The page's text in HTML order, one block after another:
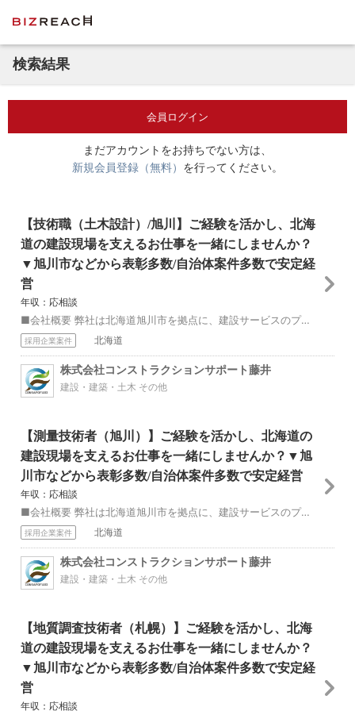
検索結果
会員ログイン
まだアカウントをお持ちでない方は、
新規会員登録（無料） を行ってください。
【技術職（土木設計）/旭川】ご経験を活かし、北海
道の建設現場を支えるお仕事を一緒にしませんか？
▼旭川市などから表彰多数/自治体案件多数で安定経
営
年収：応相談
■会社概要 弊社は北海道旭川市を拠点に、建設サービスのプロフェッショナル集団として活動しています。 国や北海道、市町村の建設現場において、高度な知識と経験から...
採用企業案件 北海道
株式会社コンストラクションサポート藤井
建設・建築・土木 その他
【測量技術者（旭川）】ご経験を活かし、北海道の
建設現場を支えるお仕事を一緒にしませんか？▼旭
川市などから表彰多数/自治体案件多数で安定経営
年収：応相談
■会社概要 弊社は北海道旭川市を拠点に、建設サービスのプロフェッショナル集団として活動しています。 国や北海道、市町村の建設現場において、高度な知識と経験から...
採用企業案件 北海道
株式会社コンストラクションサポート藤井
建設・建築・土木 その他
【地質調査技術者（札幌）】ご経験を活かし、北海
道の建設現場を支えるお仕事を一緒にしませんか？
▼旭川市などから表彰多数/自治体案件多数で安定経
営
年収：応相談